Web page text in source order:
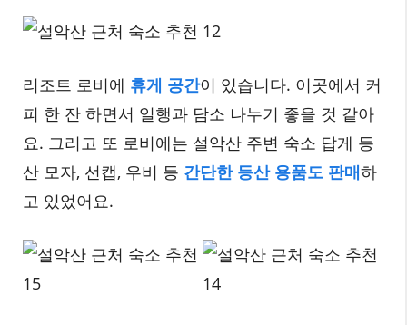
리조트 로비에 휴게 공간이 있습니다. 이곳에서 커
피 한 잔 하면서 일행과 담소 나누기 좋을 것 같아
요. 그리고 또 로비에는 설악산 주변 숙소 답게 등
산 모자, 선캡, 우비 등 간단한 등산 용품도 판매하
고 있었어요.